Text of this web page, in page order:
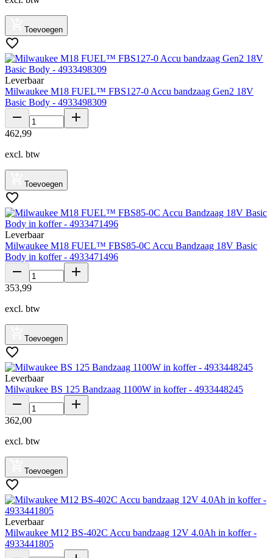
Toevoegen
Leverbaar
Milwaukee M18 FUEL™ FBS127-0 Accu bandzaag Gen2 18V
Basic Body - 4933498309
462,99
excl. btw
Toevoegen
Leverbaar
Milwaukee M18 FUEL™ FBS85-0C Accu Bandzaag 18V Basic
Body in koffer - 4933471496
353,99
excl. btw
Toevoegen
Leverbaar
Milwaukee BS 125 Bandzaag 1100W in koffer - 4933448245
362,00
excl. btw
Toevoegen
Leverbaar
Milwaukee M12 BS-402C Accu bandzaag 12V 4.0Ah in koffer -
4933441805